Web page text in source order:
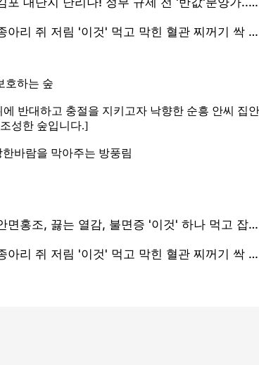
호하는 숲
반대하고 충절을 지키고자 낙향한 순흥 안씨 집
성한 숲입니다.]
바람을 막아주는 방풍림